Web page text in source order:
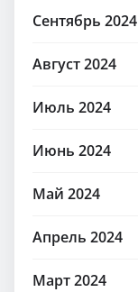
Сентябрь 2024
Август 2024
Июль 2024
Июнь 2024
Май 2024
Апрель 2024
Март 2024